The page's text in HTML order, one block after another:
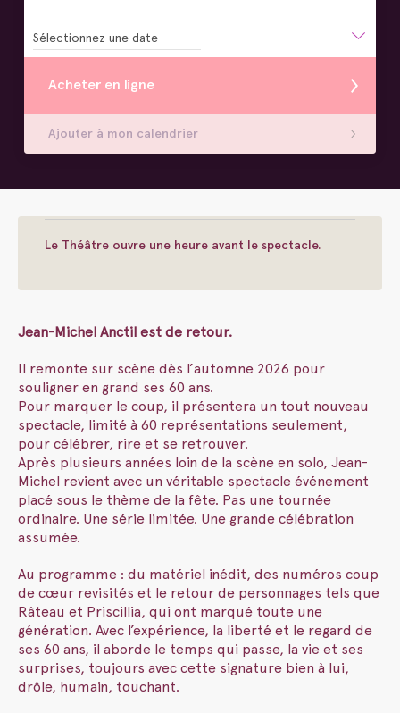
Sélectionnez une date
Acheter en ligne
Ajouter à mon calendrier
Le Théâtre ouvre une heure avant le spectacle.
Jean-Michel Anctil est de retour.
Il remonte sur scène dès l’automne 2026 pour
souligner en grand ses 60 ans.
Pour marquer le coup, il présentera un tout nouveau
spectacle, limité à 60 représentations seulement,
pour célébrer, rire et se retrouver.
Après plusieurs années loin de la scène en solo, Jean-
Michel revient avec un véritable spectacle événement
placé sous le thème de la fête. Pas une tournée
ordinaire. Une série limitée. Une grande célébration
assumée.
Au programme : du matériel inédit, des numéros coup
de cœur revisités et le retour de personnages tels que
Râteau et Priscillia, qui ont marqué toute une
génération. Avec l’expérience, la liberté et le regard de
ses 60 ans, il aborde le temps qui passe, la vie et ses
surprises, toujours avec cette signature bien à lui,
drôle, humain, touchant.